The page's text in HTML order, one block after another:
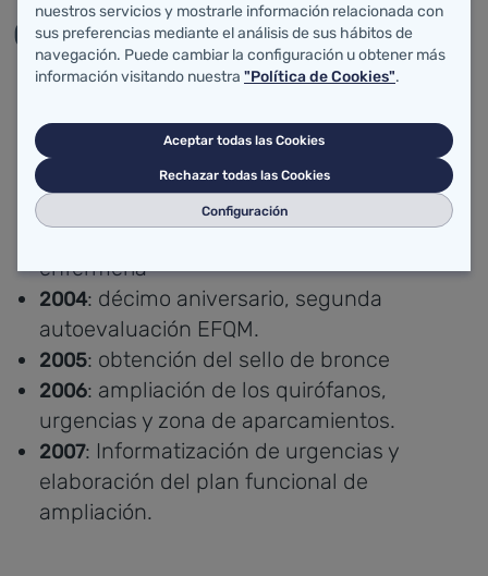
Cronología del hospital
<1994: obras, maquetas...
2002
: visita del presidente de la comunidad
autónoma de Cantabria y primera
autoevaluación EFQM.
enfermería
2004: décimo aniversario, segunda
autoevaluación EFQM.
2005: obtención del sello de bronce
2006: ampliación de los quirófanos,
urgencias y zona de aparcamientos.
2007: Informatización de urgencias y
elaboración del plan funcional de
ampliación.
nuestros servicios y mostrarle información relacionada con
sus preferencias mediante el análisis de sus hábitos de
navegación. Puede cambiar la configuración u obtener más
información visitando nuestra "Política de Cookies".
Aceptar todas las Cookies
Rechazar todas las Cookies
Configuración